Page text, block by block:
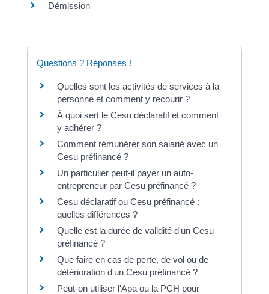
Démission
Questions ? Réponses !
Quelles sont les activités de services à la
personne et comment y recourir ?
À quoi sert le Cesu déclaratif et comment
y adhérer ?
Comment rémunérer son salarié avec un
Cesu préfinancé ?
Un particulier peut-il payer un auto-
entrepreneur par Cesu préfinancé ?
Cesu déclaratif ou Cesu préfinancé :
quelles différences ?
Quelle est la durée de validité d'un Cesu
préfinancé ?
Que faire en cas de perte, de vol ou de
détérioration d'un Cesu préfinancé ?
Peut-on utiliser l'Apa ou la PCH pour